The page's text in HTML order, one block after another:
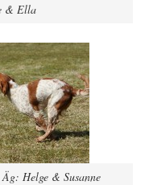
& Ella
Helge & Susanne